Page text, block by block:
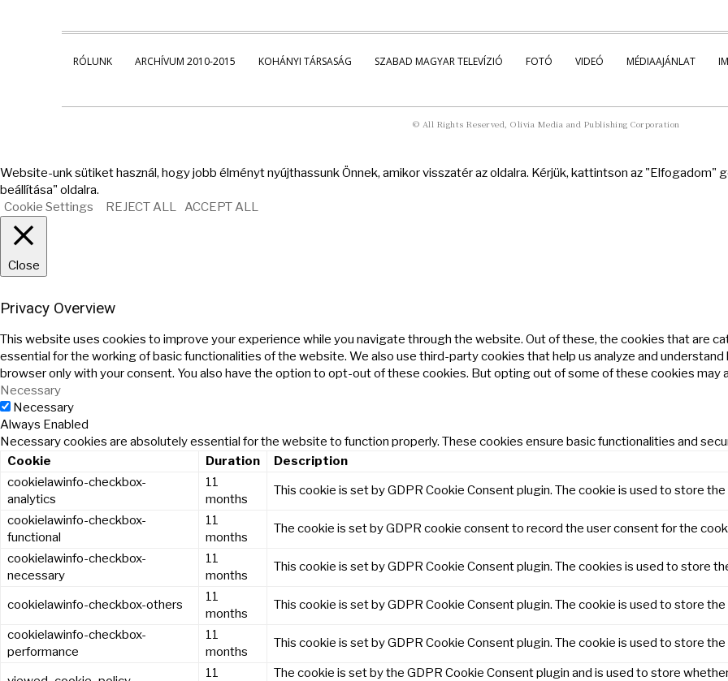
RÓLUNK ARCHÍVUM 2010-2015 KOHÁNYI TÁRSASÁG SZABAD MAGYAR TELEVÍZIÓ FOTÓ VIDEÓ MÉDIAAJÁNLAT
© All Rights Reserved, Olivia Media and Publishing Corporation
Website-unk sütiket használ, hogy jobb élményt nyújthassunk Önnek, amikor visszatér az oldalra. Kérjük, kattintson az "Elfogadom"
beállítása" oldalra.
Cookie Settings
REJECT ALL ACCEPT ALL
Close
Privacy Overview
This website uses cookies to improve your experience while you navigate through the website. Out of these, the cookies that are
essential for the working of basic functionalities of the website. We also use third-party cookies that help us analyze and
browser only with your consent. You also have the option to opt-out of these cookies. But opting out of some of these cookies may
Necessary
Necessary
Always Enabled
Necessary cookies are absolutely essential for the website to function properly. These cookies ensure basic functionalities and
Cookie
Duration
Description
cookielawinfo-checkbox-
analytics
11
months
This cookie is set by GDPR Cookie Consent plugin. The cookie is used to store
cookielawinfo-checkbox-
functional
11
months
The cookie is set by GDPR cookie consent to record the user consent for the
cookielawinfo-checkbox-
necessary
11
months
This cookie is set by GDPR Cookie Consent plugin. The cookies is used to store
cookielawinfo-checkbox-others
11
months
This cookie is set by GDPR Cookie Consent plugin. The cookie is used to store
cookielawinfo-checkbox-
performance
11
months
This cookie is set by GDPR Cookie Consent plugin. The cookie is used to store
11 The cookie is set by the GDPR Cookie Consent plugin and is used to store